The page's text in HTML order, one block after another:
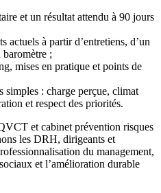
et un résultat attendu à 90 jours
actuels à partir d’entretiens, d’un
;
mises en pratique et points de
simples : charge perçue, climat
et respect des priorités.
et cabinet prévention risques
les DRH, dirigeants et
du management,
et l’amélioration durable